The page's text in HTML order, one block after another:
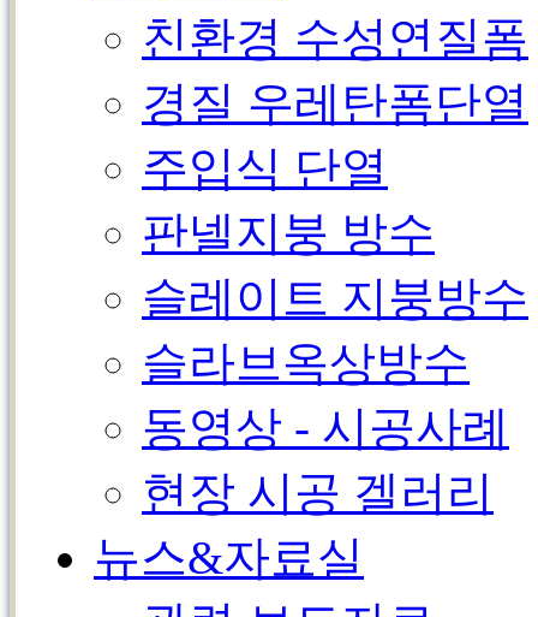
친환경 수성연질폼
경질 우레탄폼단열
주입식 단열
판넬지붕 방수
슬레이트 지붕방수
슬라브옥상방수
동영상 - 시공사례
현장 시공 겔러리
뉴스&자료실